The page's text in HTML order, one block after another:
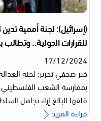
(إسرائيل): لجنة أممية
للقرارات الدولية..
17/12/2024
خبر صحفي تحرير: لجنة
بممارسة الشعب الفلسطيني
قلقها البالغ إزاء تجاهل
قراءة المزيد